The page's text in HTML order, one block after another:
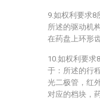
9.如权利要求8
所述的驱动机
在药盘上环形
10.如权利要求
于：所述的行
光二极管，红
对应的档块，